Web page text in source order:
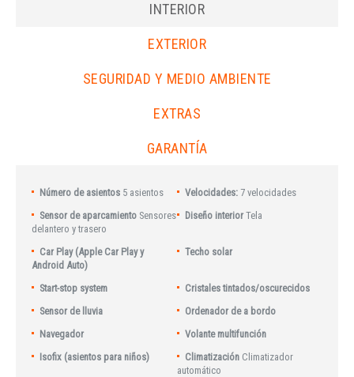
INTERIOR
EXTERIOR
SEGURIDAD Y MEDIO AMBIENTE
EXTRAS
GARANTÍA
Número de asientos 5 asientos Velocidades: 7 velocidades
Sensor de aparcamiento Sensores
delantero y trasero
Diseño interior Tela
Car Play (Apple Car Play y
Android Auto)
Techo solar
Start-stop system
Cristales tintados/oscurecidos
Sensor de lluvia
Ordenador de a bordo
Navegador
Volante multifunción
Isofix (asientos para niños)
Climatización Climatizador
automático